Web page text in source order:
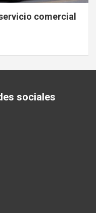
comercial
sociales